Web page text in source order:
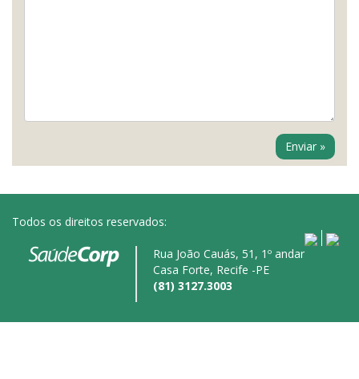
Todos os direitos reservados:
Rua João Cauás, 51, 1º andar
Casa Forte, Recife -PE
(81) 3127.3003